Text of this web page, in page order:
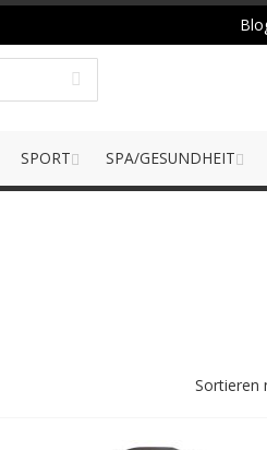
SPORT SPA/GESUNDHEIT
Sortieren